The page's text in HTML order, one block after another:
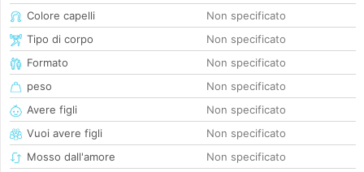
Colore capelli
Non specificato
Tipo di corpo
Non specificato
Formato
Non specificato
peso
Non specificato
Avere figli
Non specificato
Vuoi avere figli
Non specificato
Mosso dall'amore
Non specificato